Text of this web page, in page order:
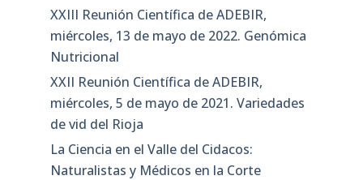
XXIII Reunión Científica de ADEBIR,
miércoles, 13 de mayo de 2022. Genómica
Nutricional
XXII Reunión Científica de ADEBIR,
miércoles, 5 de mayo de 2021. Variedades
de vid del Rioja
La Ciencia en el Valle del Cidacos:
Naturalistas y Médicos en la Corte